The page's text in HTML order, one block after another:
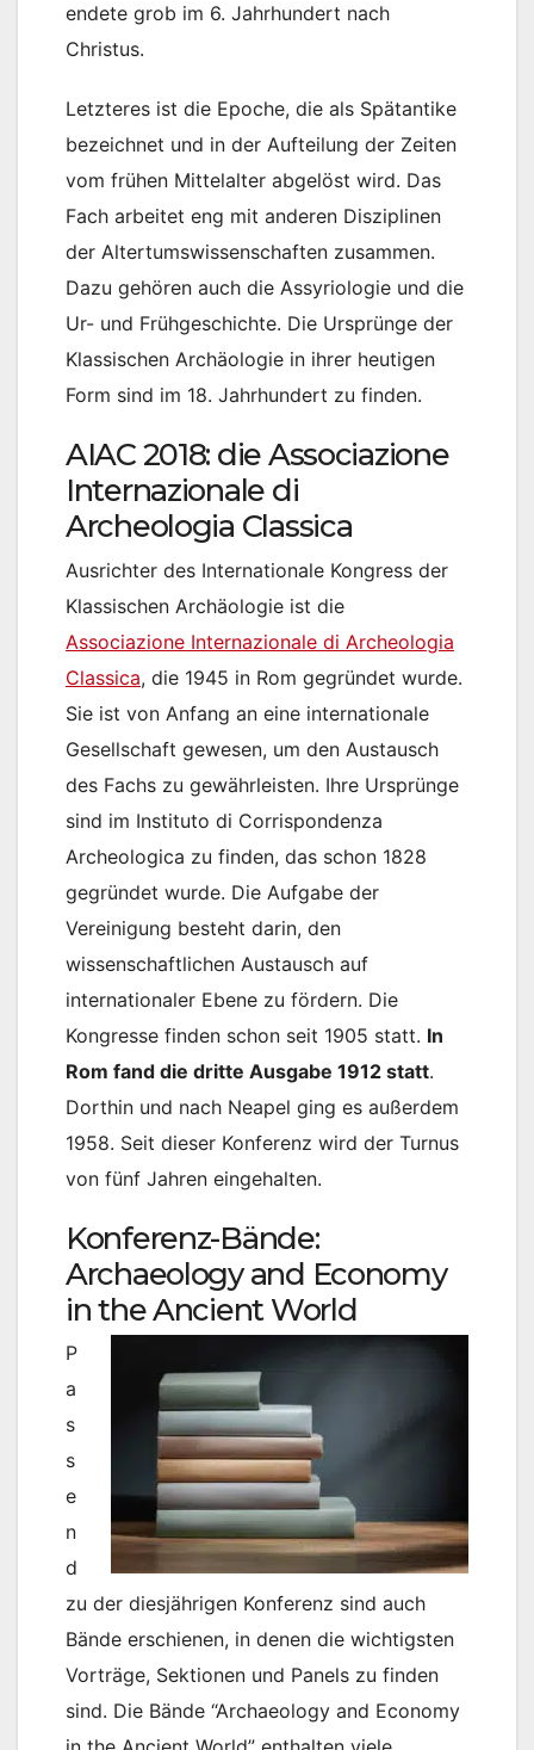
endete grob im 6. Jahrhundert nach
Christus.
Letzteres ist die Epoche, die als Spätantike
bezeichnet und in der Aufteilung der Zeiten
vom frühen Mittelalter abgelöst wird. Das
Fach arbeitet eng mit anderen Disziplinen
der Altertumswissenschaften zusammen.
Dazu gehören auch die Assyriologie und die
Ur- und Frühgeschichte. Die Ursprünge der
Klassischen Archäologie in ihrer heutigen
Form sind im 18. Jahrhundert zu finden.
AIAC 2018: die Associazione
Internazionale di
Archeologia Classica
Ausrichter des Internationale Kongress der
Klassischen Archäologie ist die
Associazione Internazionale di Archeologia
Classica, die 1945 in Rom gegründet wurde.
Sie ist von Anfang an eine internationale
Gesellschaft gewesen, um den Austausch
des Fachs zu gewährleisten. Ihre Ursprünge
sind im Instituto di Corrispondenza
Archeologica zu finden, das schon 1828
gegründet wurde. Die Aufgabe der
Vereinigung besteht darin, den
wissenschaftlichen Austausch auf
internationaler Ebene zu fördern. Die
Kongresse finden schon seit 1905 statt. In
Rom fand die dritte Ausgabe 1912 statt.
Dorthin und nach Neapel ging es außerdem
1958. Seit dieser Konferenz wird der Turnus
von fünf Jahren eingehalten.
Konferenz-Bände:
Archaeology and Economy
in the Ancient World
P
a
s
s
e
n
d
zu der diesjährigen Konferenz sind auch
Bände erschienen, in denen die wichtigsten
Vorträge, Sektionen und Panels zu finden
sind. Die Bände “Archaeology and Economy